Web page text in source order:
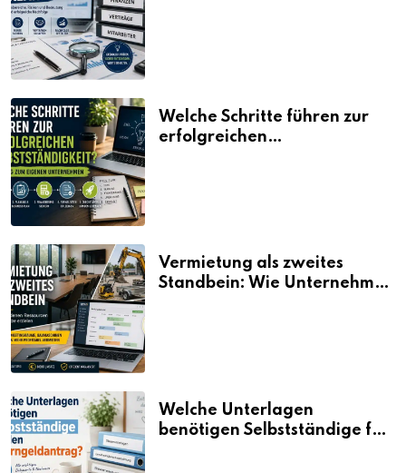
Welche Schritte führen zur
erfolgreichen
Vermietung als zweites
Standbein: Wie Unternehmen
Welche Unterlagen
benötigen Selbstständige für